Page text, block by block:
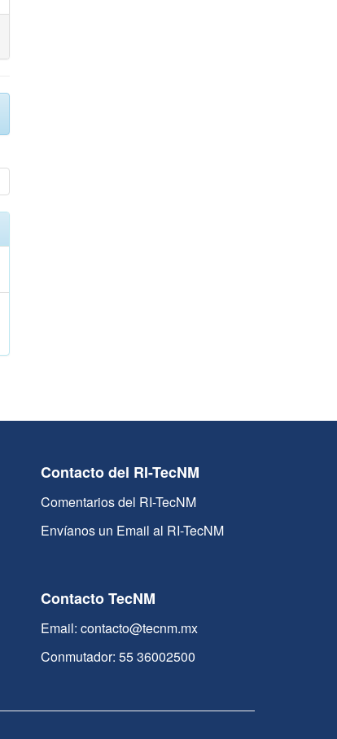
Contacto del RI-TecNM
Comentarios del RI-TecNM
Envíanos un Email al RI-TecNM
Contacto TecNM
Email: contacto@tecnm.mx
Conmutador: 55 36002500